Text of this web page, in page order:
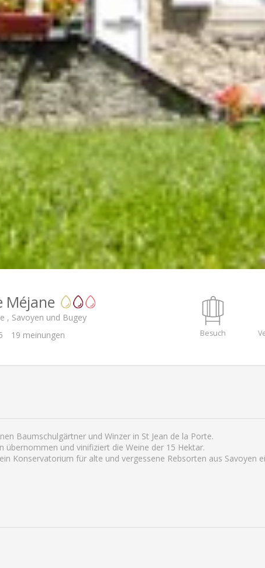
Méjane
, Savoyen und Bugey
19 meinungen Besuch
Baumschulgärtner und Winzer in St Jean de la Porte.
übernommen und vinifiziert die Weine der 15 Hektar.
Konservatorium für alte und vergessene Rebsorten aus Savoyen